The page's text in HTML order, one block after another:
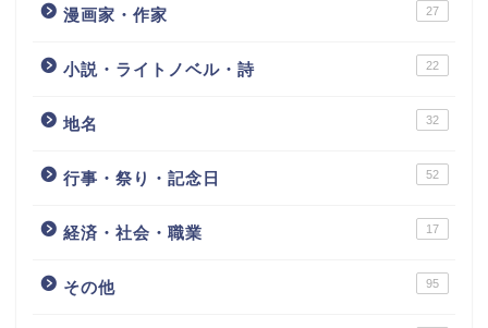
漫画家・作家 27
小説・ライトノベル・詩 22
地名 32
行事・祭り・記念日 52
経済・社会・職業 17
その他 95